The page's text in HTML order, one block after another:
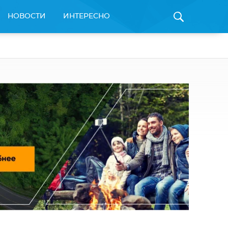
НОВОСТИ ИНТЕРЕСНО